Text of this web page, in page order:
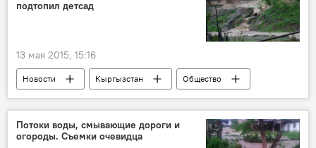
Селевой поток
подтопил детсад
13 мая 2015, 15:16
Новости Кыргызстан
Общество
Происшествия
Шекафтар
ливень
Потоки воды, смывающие дороги и
огороды. Съемки очевидца